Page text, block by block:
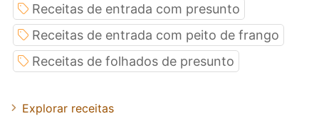
Receitas de entrada com presunto
Receitas de entrada com peito de frango
Receitas de folhados de presunto
Explorar receitas